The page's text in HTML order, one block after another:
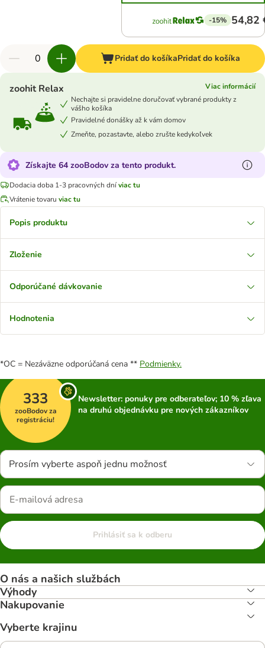
-15% 54,82
Pridať do košíkaPridať do košíka
zoohit Relax
Viac informácií
Nechajte si pravidelne doručovať vybrané produkty z
vášho košíka
Pravidelné donášky až k vám domov
Zmeňte, pozastavte, alebo zrušte kedykoľvek
Získajte 64 zooBodov za tento produkt.
Dodacia doba 1-3 pracovných dníviac tu
Vrátenie tovaru viac tu
Popis produktu
Zloženie
Odporúčané dávkovanie
Hodnotenia
*OC = Nezáväzne odporúčaná cena ** Podmienky.
333
zooBodov za
registráciu!
Newsletter: ponuky pre odberateľov; 10 % zľava
na druhú objednávku pre nových zákazníkov
Prosím vyberte aspoň jednu možnosť
Prihlásiť sa k odberu
O nás a našich službách
Výhody
Nakupovanie
Vyberte krajinu